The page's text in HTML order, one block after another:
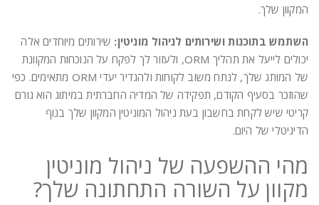
המקוון שלך.
השתמש בתוכנות ושירותים לניהול מוניטין: שירותים מיוחדים אלה
יכולים לייעל את תהליך ORM, ולעזור לך לפקח על הנוכחות המקוונת
של המותג שלך, לנתח משוב לקוחות ולהגדיר יעדי ORM מתאימים. כפי
שהוזכר בסעיף הקודם, תפקידה של המדיה החברתית במיתוג הוא גורם
קריטי שיש לקחת בחשבון בעת ניהול המוניטין המקוון שלך בנוף
הדיגיטלי של היום.
מהי ההשפעה של ניהול מוניטין
מקוון על השורה התחתונה שלך?